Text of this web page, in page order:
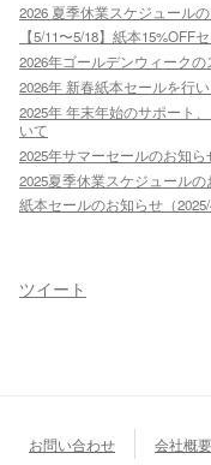
2026 夏季休業スケジュール
【5/11〜5/18】紙本15%OFF
2026年ゴールデンウィーク
2026年 新春紙本セールを行
2025年 年末年始のサポート
いて
2025年サマーセールのお知ら
2025夏季休業スケジュール
紙本セールのお知らせ（
ツイート
お問い合わせ 会社概要